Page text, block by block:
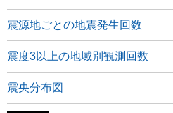
震源地ごとの地震発生回数
震度3以上の地域別観測回数
震央分布図